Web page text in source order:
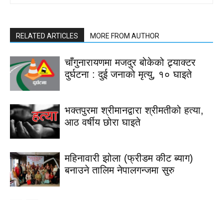
RELATED ARTICLES MORE FROM AUTHOR
चाँगुनारायणमा मजदुर बोकेको ट्र्याक्टर
दुर्घटना : दुई जनाको मृत्यु, १० घाइते
भक्तपुरमा श्रीमानद्वारा श्रीमतीको हत्या,
आठ वर्षीय छोरा घाइते
महिनावारी झोला (फ्रीडम कीट ब्याग)
बनाउने तालिम नेपालगन्जमा सुरु